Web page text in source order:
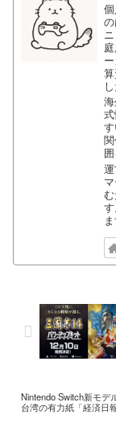
ま
Nintendo Switch新モデ
台湾の有力紙「経済日